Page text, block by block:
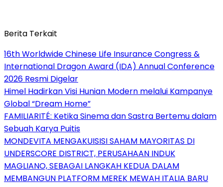
Berita Terkait
16th Worldwide Chinese Life Insurance Congress &
International Dragon Award (IDA) Annual Conference
2026 Resmi Digelar
Himel Hadirkan Visi Hunian Modern melalui Kampanye
Global “Dream Home”
FAMILIARITÉ: Ketika Sinema dan Sastra Bertemu dalam
Sebuah Karya Puitis
MONDEVITA MENGAKUISISI SAHAM MAYORITAS DI
UNDERSCORE DISTRICT, PERUSAHAAN INDUK
MAGLIANO, SEBAGAI LANGKAH KEDUA DALAM
MEMBANGUN PLATFORM MEREK MEWAH ITALIA BARU